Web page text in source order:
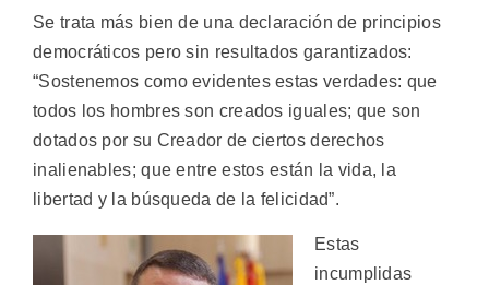
Se trata más bien de una declaración de principios
democráticos pero sin resultados garantizados:
“Sostenemos como evidentes estas verdades: que
todos los hombres son creados iguales; que son
dotados por su Creador de ciertos derechos
inalienables; que entre estos están la vida, la
libertad y la búsqueda de la felicidad”.
Estas
incumplidas